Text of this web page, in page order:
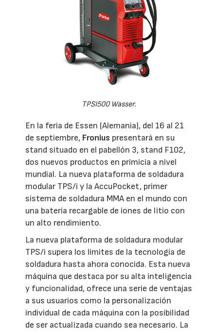
TPSI500 Wasser.
En la feria de Essen (Alemania), del 16 al 21
de septiembre, Fronius presentará en su
stand situado en el pabellón 3, stand F102,
dos nuevos productos en primicia a nivel
mundial. La nueva plataforma de soldadura
modular TPS/i y la AccuPocket, primer
sistema de soldadura MMA en el mundo con
una batería recargable de iones de litio con
un alto rendimiento.
La nueva plataforma de soldadura modular
TPS/i supera los límites de la tecnología de
soldadura hasta ahora conocida. Esta nueva
máquina que destaca por su alta inteligencia
y funcionalidad, ofrece una serie de ventajas
a sus usuarios como la personalización
individual de cada máquina con la posibilidad
de ser actualizada cuando sea necesario. La